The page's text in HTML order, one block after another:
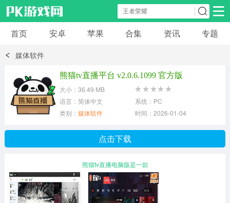
安卓应用 安卓游戏
模拟经营
首页 安卓 苹果 合集 资讯 专题
媒体软件
熊猫tv直播平台 v2.0.6.1099 官方版
大小：36.49 MB
语言：简体中文
系统：PC
类别： 媒体软件 时间：2026-01-04
点击下载
熊猫tv直播电脑版是一款